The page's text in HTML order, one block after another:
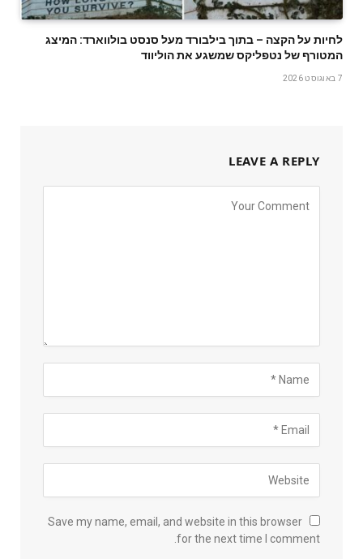
לחיות על הקצה – בתוך בילבורד מעל סנסט בולווארד: המיצג
המטורף של נטפליקס שמשגע את הוליווד
7 באוגוסט 2026
LEAVE A REPLY
Save my name, email, and website in this browser
for the next time I comment.